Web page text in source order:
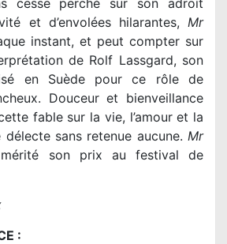
et d’envolées hilarantes, Mr
instant, et peut compter sur
de Rolf Lassgard, son
en Suède pour ce rôle de
Douceur et bienveillance
fable sur la vie, l’amour et la
sans retenue aucune. Mr
son prix au festival de
: